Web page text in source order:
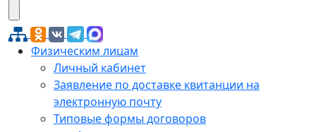
Физическим лицам
Личный кабинет
Заявление по доставке квитанции на
электронную почту
Типовые формы договоров